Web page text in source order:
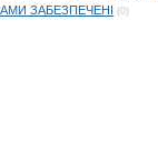
ЗАБЕЗПЕЧЕНІ (0)